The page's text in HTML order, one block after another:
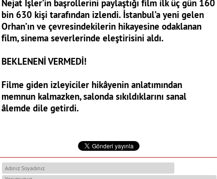
Nejat İşler’in başrollerini paylaştığı film ilk üç gün 160
bin 630 kişi tarafından izlendi. İstanbul’a yeni gelen
Orhan’ın ve çevresindekilerin hikayesine odaklanan
film, sinema severlerinde eleştirisini aldı.
BEKLENENİ VERMEDİ!
Filme giden izleyiciler hikâyenin anlatımından
memnun kalmazken, salonda sıkıldıklarını sanal
âlemde dile getirdi.